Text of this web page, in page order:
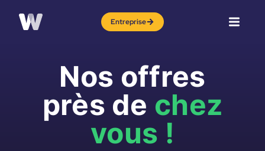
Entreprise
Nos offres
près de chez
vous !